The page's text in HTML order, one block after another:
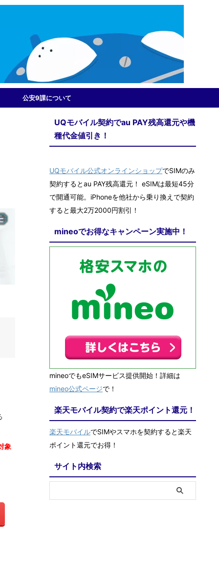
公安9課について
象
UQモバイル契約でau PAY残高還元や機
種代金値引き！
UQモバイル公式オンラインショップでSIMのみ
契約するとau PAY残高還元！ eSIMは最短45分
で開通可能。iPhoneを他社から乗り換えで契約
すると最大2万2000円割引！
mineoでお得なキャンペーン実施中！
mineoでもeSIMサービス提供開始！詳細は
mineo公式ページで！
楽天モバイル契約で楽天ポイント還元！
楽天モバイルでSIMやスマホを契約すると楽天
ポイント還元でお得！
サイト内検索